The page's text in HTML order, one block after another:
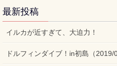
最新投稿
イルカが近すぎて、大迫力！
ドルフィンダイブ！in初島（2019/